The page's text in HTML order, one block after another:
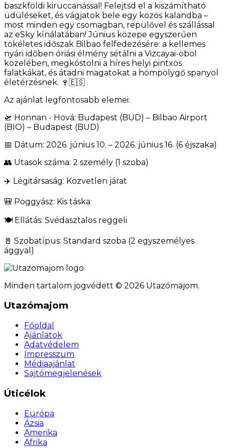
baszkföldi kiruccanással! Felejtsd el a kiszámítható
üdüléseket, és vágjatok bele egy közös kalandba –
most minden egy csomagban, repülővel és szállással
az eSky kínálatában! Június közepe egyszerűen
tökéletes időszak Bilbao felfedezésére: a kellemes
nyári időben óriási élmény sétálni a Vizcayai-öböl
közelében, megkóstolni a híres helyi pintxos
falatkákat, és átadni magatokat a hömpölygő spanyol
életérzésnek. 🍷🇪🇸
Az ajánlat legfontosabb elemei:
🛫 Honnan - Hová: Budapest (BUD) – Bilbao Airport
(BIO) – Budapest (BUD)
📅 Dátum: 2026. június 10. – 2026. június 16. (6 éjszaka)
👥 Utasok száma: 2 személy (1 szoba)
✈️ Légitársaság: Közvetlen járat
🎒 Poggyász: Kis táska
🍽️ Ellátás: Svédasztalos reggeli
🚪 Szobatípus: Standard szoba (2 egyszemélyes
ággyal)
Minden tartalom jogvédett © 2026 Utazómajom.
Utazómajom
Főoldal
Ajánlatok
Adatvédelem
Impresszum
Médiaajánlat
Sajtómegjelenések
Úticélok
Európa
Ázsia
Amerika
Afrika